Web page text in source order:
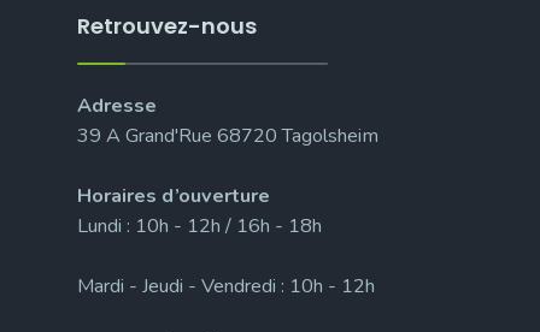
Retrouvez-nous
Adresse
39 A Grand'Rue 68720 Tagolsheim
Horaires d’ouverture
Lundi : 10h - 12h / 16h - 18h
Mardi - Jeudi - Vendredi : 10h - 12h